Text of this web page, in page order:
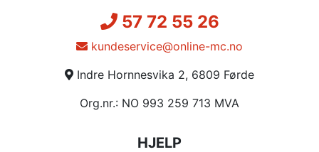
57 72 55 26
kundeservice@online-mc.no
Indre Hornnesvika 2, 6809 Førde
Org.nr.: NO 993 259 713 MVA
HJELP